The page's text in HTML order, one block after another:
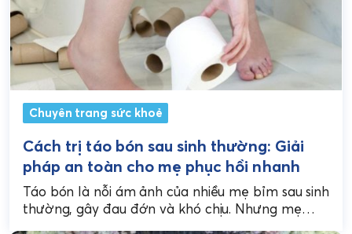
Chuyên trang sức khoẻ
Cách trị táo bón sau sinh thường: Giải
pháp an toàn cho mẹ phục hồi nhanh
Táo bón là nỗi ám ảnh của nhiều mẹ bỉm sau sinh
thường, gây đau đớn và khó chịu. Nhưng mẹ